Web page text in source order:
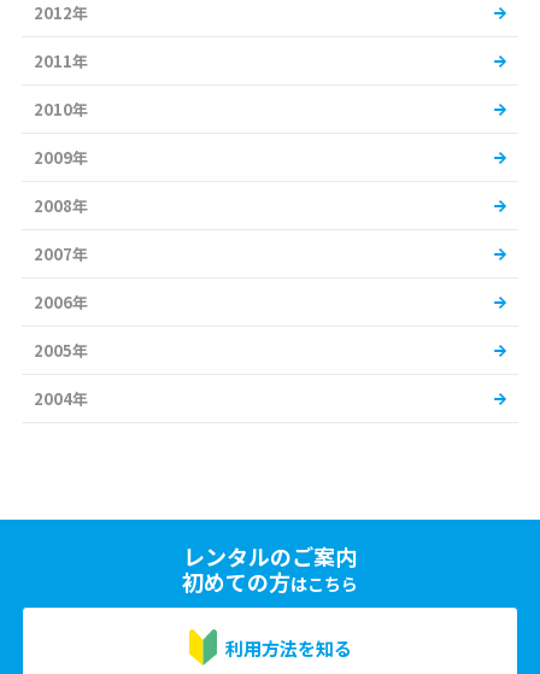
2012年
2011年
2010年
2009年
2008年
2007年
2006年
2005年
2004年
レンタルのご案内
初めての方はこちら
利用方法を知る